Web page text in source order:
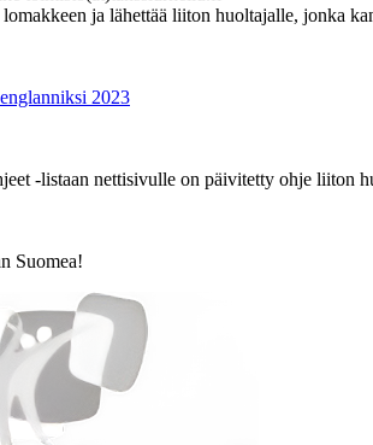
ja lähettää liiton huoltajalle, jonka
2023
-listaan nettisivulle on päivitetty ohje liiton
Suomea!